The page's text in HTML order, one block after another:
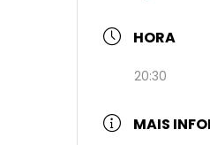
HORA
20:30
MAIS